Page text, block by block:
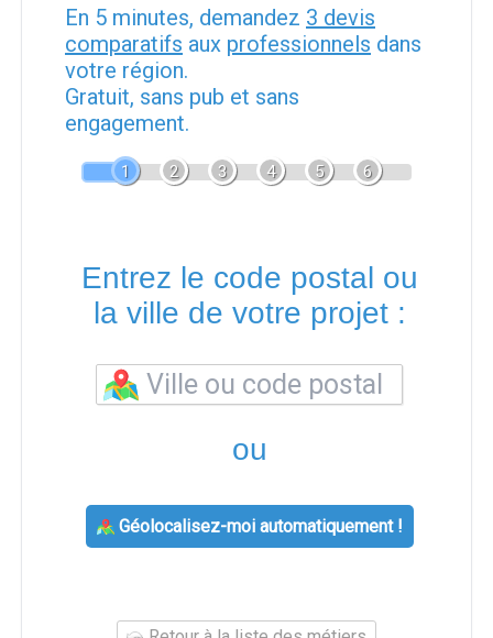
En 5 minutes, demandez 3 devis
comparatifs aux professionnels dans
votre région.
Gratuit, sans pub et sans
engagement.
1 2 3 4 5 6
Entrez le code postal ou
la ville de votre projet :
ou
Géolocalisez-moi automatiquement !